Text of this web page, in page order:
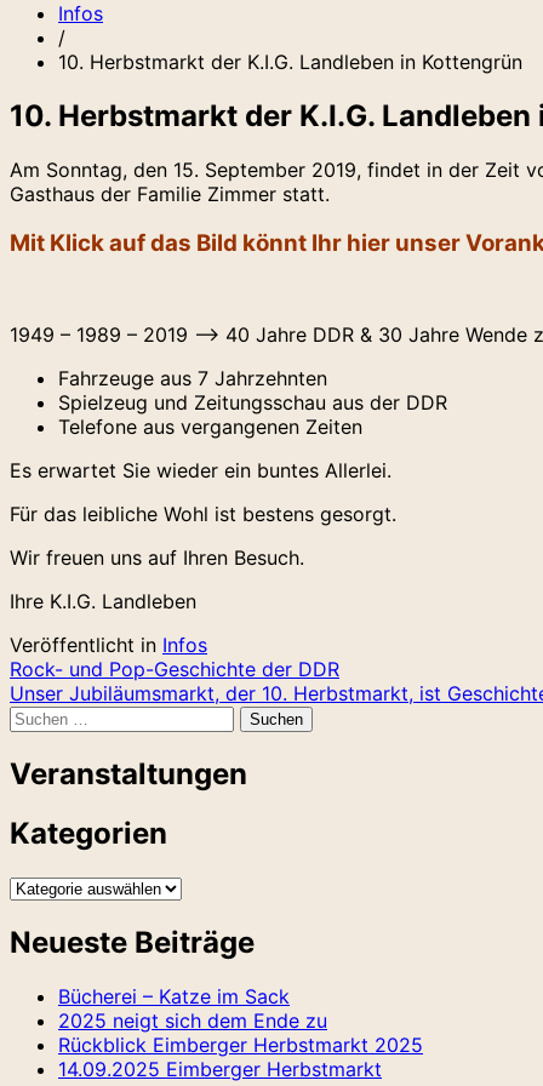
Infos
/
10. Herbstmarkt der K.I.G. Landleben in Kottengrün
10. Herbstmarkt der K.I.G.
Am Sonntag, den 15. September 2019, findet in der Zeit
Gasthaus der Familie Zimmer statt.
Mit Klick auf das Bild könnt Ihr hier unser
1949 – 1989 – 2019 –> 40 Jahre DDR & 30 Jahre
Fahrzeuge aus 7 Jahrzehnten
Spielzeug und Zeitungsschau aus der DDR
Telefone aus vergangenen Zeiten
Es erwartet Sie wieder ein buntes Allerlei.
Für das leibliche Wohl ist bestens gesorgt.
Wir freuen uns auf Ihren Besuch.
Ihre K.I.G. Landleben
Veröffentlicht in Infos
Beitragsnavigation
Rock- und Pop-Geschichte der DDR
Unser Jubiläumsmarkt, der 10. Herbstmarkt, ist
Suchen
Veranstaltungen
Kategorien
Kategorien
Neueste Beiträge
Bücherei – Katze im Sack
2025 neigt sich dem Ende zu
Rückblick Eimberger Herbstmarkt 2025
14.09.2025 Eimberger Herbstmarkt